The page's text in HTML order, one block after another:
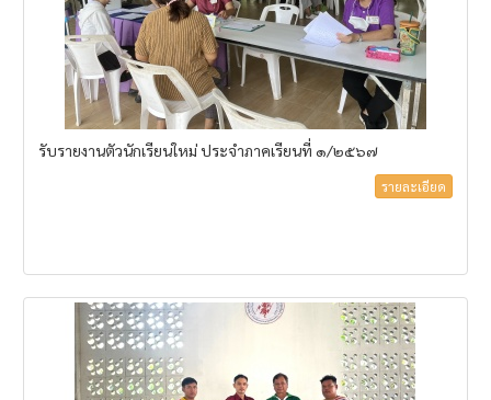
รับรายงานตัวนักเรียนใหม่ ประจำภาคเรียนที่ ๑/๒๕๖๗
รายละเอียด